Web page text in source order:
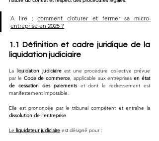
A lire : comment cloturer et fermer sa micro-
entreprise en 2025 ?
1.1 Définition et cadre juridique de la
liquidation judiciaire
La liquidation judiciaire est une procédure collective prévue
par le Code de commerce, applicable aux entreprises en état
de cessation des paiements et dont le redressement est
manifestement impossible.
dissolution de l’entreprise.
Le liquidateur judiciaire est désigné pour :